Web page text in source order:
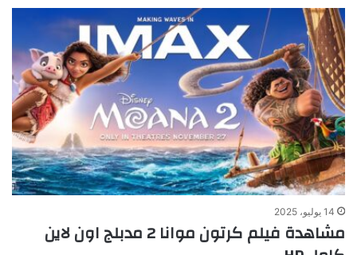
14 يوليو، 2025
مشاهدة فيلم كرتون موانا 2 مدبلج اون لاين